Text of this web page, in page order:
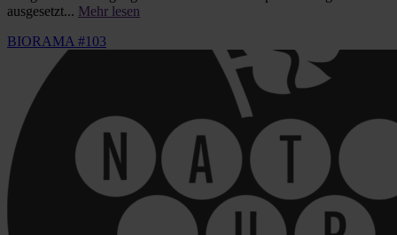
ausgesetzt... Mehr lesen
BIORAMA #103